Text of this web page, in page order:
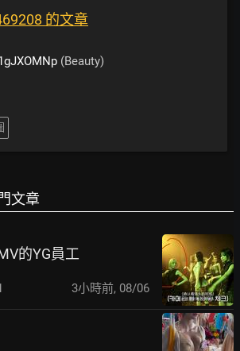
的文章
(Beauty)
文章
的YG員工
3小時前, 08/06